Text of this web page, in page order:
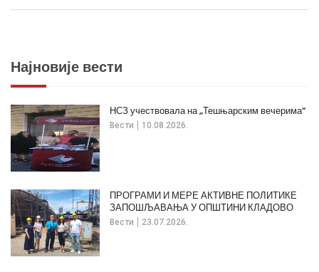
Најновије вести
Вести 10.08.2026.
НСЗ учествовала на „Тешњарским вечерима“
Вести 23.07.2026.
ПРОГРАМИ И МЕРЕ АКТИВНЕ ПОЛИТИКЕ
ЗАПОШЉАВАЊА У ОПШТИНИ КЛАДОВО